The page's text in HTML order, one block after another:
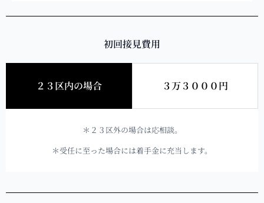
初回接見費用
２３区内の場合 ３万３０００円
＊２３区外の場合は応相談。
＊受任に至った場合には着手金に充当します。